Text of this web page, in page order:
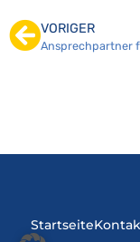
VORIGER
Startseite